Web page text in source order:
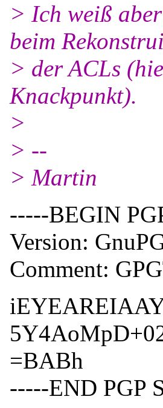
> Ich weiß
beim
> der ACLs
Knackpunkt).
>
> --
> Martin
-----BEGIN
Version:
Comment:
=BABh
-----END PGP